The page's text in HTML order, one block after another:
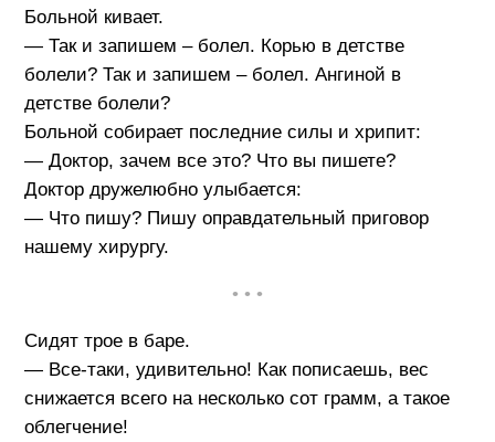
Больной кивает.
— Так и запишем – болел. Корью в детстве
болели? Так и запишем – болел. Ангиной в
детстве болели?
Больной собирает последние силы и хрипит:
— Доктор, зачем все это? Что вы пишете?
Доктор дружелюбно улыбается:
— Что пишу? Пишу оправдательный приговор
нашему хирургу.
• • •
Сидят трое в баре.
— Все-таки, удивительно! Как пописаешь, вес
снижается всего на несколько сот грамм, а такое
облегчение!